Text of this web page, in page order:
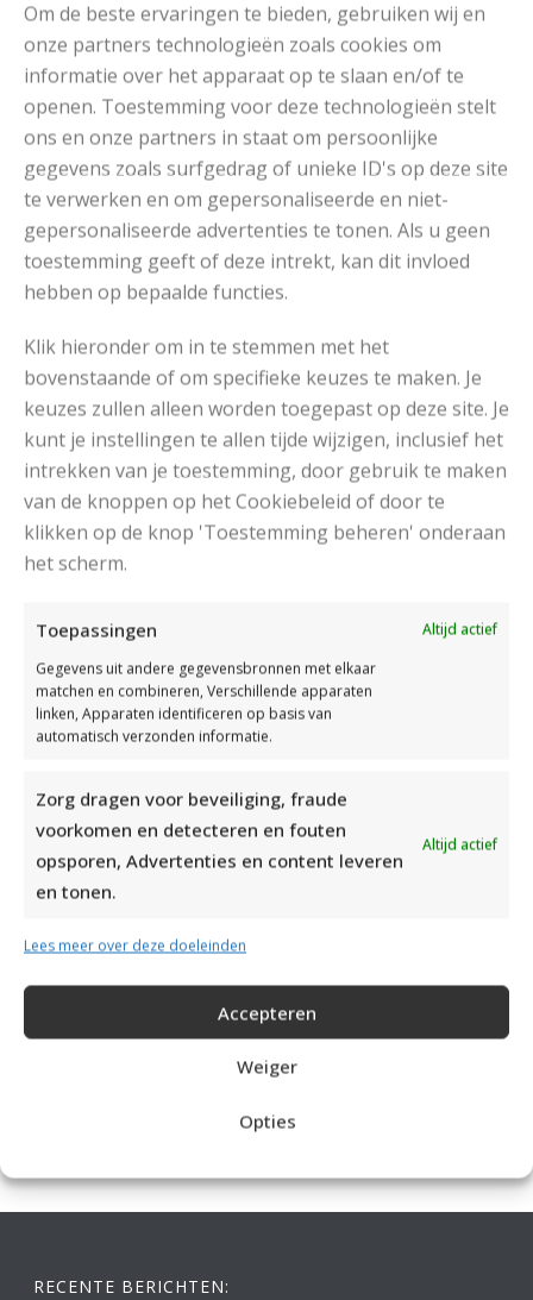
Om de beste ervaringen te bieden, gebruiken wij en
onze partners technologieën zoals cookies om
informatie over het apparaat op te slaan en/of te
openen. Toestemming voor deze technologieën stelt
ons en onze partners in staat om persoonlijke
gegevens zoals surfgedrag of unieke ID's op deze site
te verwerken en om gepersonaliseerde en niet-
gepersonaliseerde advertenties te tonen. Als u geen
toestemming geeft of deze intrekt, kan dit invloed
hebben op bepaalde functies.
Klik hieronder om in te stemmen met het
bovenstaande of om specifieke keuzes te maken. Je
keuzes zullen alleen worden toegepast op deze site. Je
kunt je instellingen te allen tijde wijzigen, inclusief het
intrekken van je toestemming, door gebruik te maken
van de knoppen op het Cookiebeleid of door te
klikken op de knop 'Toestemming beheren' onderaan
het scherm.
Toepassingen
Altijd actief
Gegevens uit andere gegevensbronnen met elkaar
matchen en combineren, Verschillende apparaten
linken, Apparaten identificeren op basis van
automatisch verzonden informatie.
Zorg dragen voor beveiliging, fraude
voorkomen en detecteren en fouten
opsporen, Advertenties en content leveren
en tonen.
Altijd actief
Lees meer over deze doeleinden
Accepteren
Weiger
Opties
IDEALE CAPUCHONTRUI BREIEN VOOR THUIS OP DE BANK
RECENTE BERICHTEN: